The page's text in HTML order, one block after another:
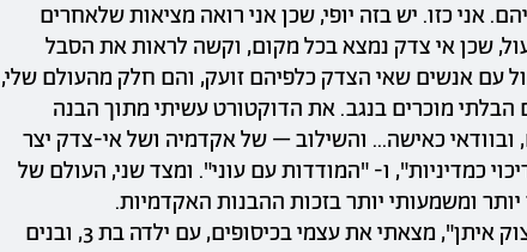
אני כזו. יש בזה יופי, שכן אני רואה מציאות שלאחרים
שכן אי צדק נמצא בכל מקום, וקשה לראות את הסבל
עם אנשים שאי הצדק כלפיהם זועק, והם חלק מהעולם שלי,
מוכרים בנגב. את הדוקטורט עשיתי מתוך הבנה
כאישה... והשילוב – של אקדמיה ושל אי-צדק יצר
כמדיניות", ו- "המודדות עם עוני". ומצד שני, העולם של
ומשמעותי יותר בזכות ההבנות האקדמיות.
במלחמה האחרונה על עזה, "צוק איתן", מצאתי את עצמי בכיסופים, עם ילדה בת 3, ובנים